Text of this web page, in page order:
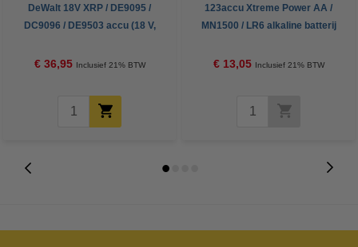
DeWalt 18V XRP / DE9095 /
DC9096 / DE9503 accu (18 V,
€ 36,95 Inclusief 21% BTW
123accu Xtreme Power AA /
MN1500 / LR6 alkaline batterij
€ 13,05 Inclusief 21% BTW